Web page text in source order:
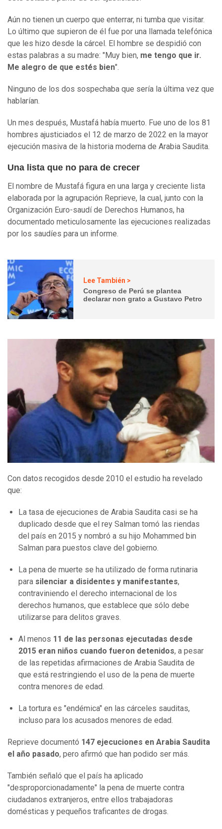
Aún no tienen un cuerpo que enterrar, ni tumba que visitar.
Lo último que supieron de él fue por una llamada telefónica
que les hizo desde la cárcel. El hombre se despidió con
estas palabras a su madre: "Muy bien, me tengo que ir.
Me alegro de que estés bien".
Ninguno de los dos sospechaba que sería la última vez que
hablarían.
Un mes después, Mustafá había muerto. Fue uno de los 81
hombres ajusticiados el 12 de marzo de 2022 en la mayor
ejecución masiva de la historia moderna de Arabia Saudita.
Una lista que no para de crecer
El nombre de Mustafá figura en una larga y creciente lista
elaborada por la agrupación Reprieve, la cual, junto con la
Organización Euro-saudí de Derechos Humanos, ha
documentado meticulosamente las ejecuciones realizadas
por los saudíes para un informe.
Lee También >
Congreso de Perú se plantea
declarar non grato a Gustavo Petro
Con datos recogidos desde 2010 el estudio ha revelado
que:
La tasa de ejecuciones de Arabia Saudita casi se ha
duplicado desde que el rey Salman tomó las riendas
del país en 2015 y nombró a su hijo Mohammed bin
Salman para puestos clave del gobierno.
La pena de muerte se ha utilizado de forma rutinaria
para silenciar a disidentes y manifestantes,
contraviniendo el derecho internacional de los
derechos humanos, que establece que sólo debe
utilizarse para delitos graves.
Al menos 11 de las personas ejecutadas desde
2015 eran niños cuando fueron detenidos, a pesar
de las repetidas afirmaciones de Arabia Saudita de
que está restringiendo el uso de la pena de muerte
contra menores de edad.
La tortura es "endémica" en las cárceles sauditas,
incluso para los acusados menores de edad.
Reprieve documentó 147 ejecuciones en Arabia Saudita
el año pasado, pero afirmó que han podido ser más.
También señaló que el país ha aplicado
"desproporcionadamente" la pena de muerte contra
ciudadanos extranjeros, entre ellos trabajadoras
domésticas y pequeños traficantes de drogas.